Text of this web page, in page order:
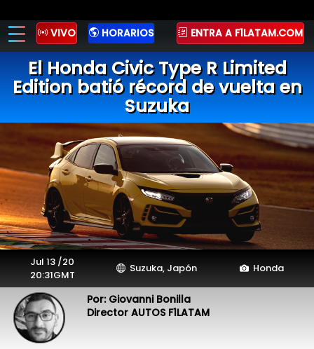
VIVO HORARIOS ENTRA A F1LATAM.COM
El Honda Civic Type R Limited
Edition batió récord de vuelta en
Suzuka
Jul 13 /20
20:31GMT
Suzuka, Japón Honda
Por: Giovanni Bonilla
Director AUTOS F1LATAM